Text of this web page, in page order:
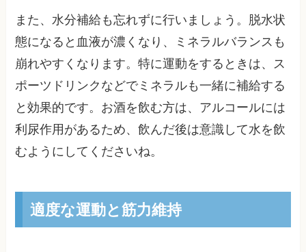
また、水分補給も忘れずに行いましょう。脱水状
態になると血液が濃くなり、ミネラルバランスも
崩れやすくなります。特に運動をするときは、ス
ポーツドリンクなどでミネラルも一緒に補給する
と効果的です。お酒を飲む方は、アルコールには
利尿作用があるため、飲んだ後は意識して水を飲
むようにしてくださいね。
適度な運動と筋力維持